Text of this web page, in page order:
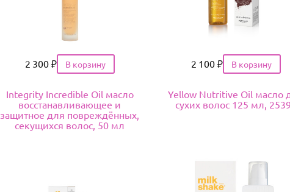
Цена
2 300 ₽
Integrity Incredible Oil масло
восстанавливающее и
защитное для повреждённых,
секущихся волос, 50 мл
Цена
2 100 ₽
Yellow Nutritive Oil масло
сухих волос 125 мл,